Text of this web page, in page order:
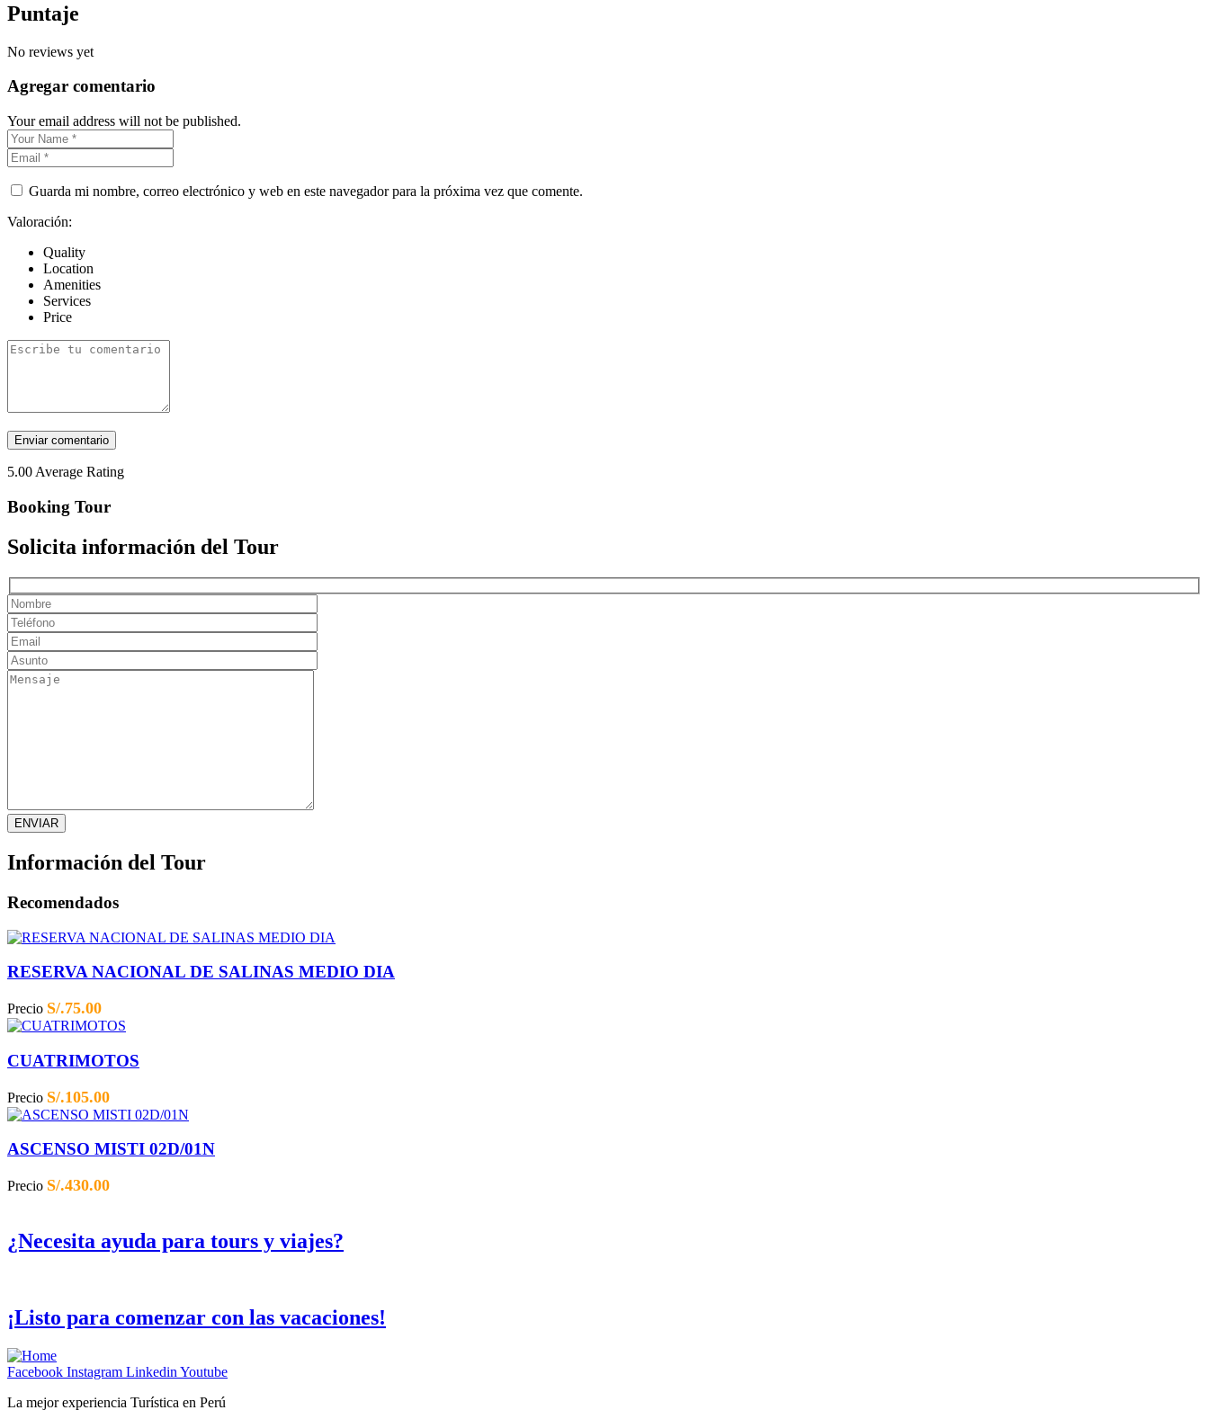
Puntaje
No reviews yet
Agregar comentario
Your email address will not be published.
Guarda mi nombre, correo electrónico y web en este navegador para la próxima vez que comente.
Valoración:
Quality
Location
Amenities
Services
Price
5.00 Average Rating
Booking Tour
Solicita información del Tour
Información del Tour
Recomendados
RESERVA NACIONAL DE SALINAS MEDIO DIA
Precio S/.75.00
CUATRIMOTOS
Precio S/.105.00
ASCENSO MISTI 02D/01N
Precio S/.430.00
¿Necesita ayuda para tours y viajes?
¡Listo para comenzar con las vacaciones!
Facebook Instagram Linkedin Youtube
La mejor experiencia Turística en Perú